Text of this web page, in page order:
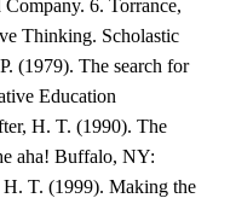
6. Torrance,
Thinking. Scholastic
(1979). The search for
Education
H. T. (1990). The
aha! Buffalo, NY:
H. T. (1999). Making the